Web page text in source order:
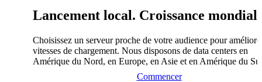
Lancement local. Croissance
Choisissez un serveur proche de votre audience pour
vitesses de chargement. Nous disposons de data centers en
Amérique du Nord, en Europe, en Asie et en Amérique du
Commencer